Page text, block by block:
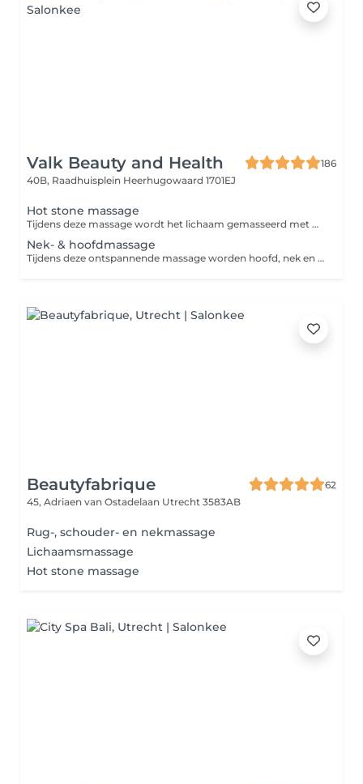
Valk Beauty and Health
186
40B, Raadhuisplein Heerhugowaard 1701EJ
Hot stone massage
Tijdens deze massage wordt het lichaam gemasseerd met handen en verwarmde vulkaanstenen. Ook worden er stenen op specifieke acupunctuurpunten van het lichaam gelegd. De warmte zorgt in combinatie met de masserende bewegingen niet alleen voor diepe ontspanning, maar ook voor stimulatie van de bloedsomloop, afvoer van gifstoffen en verlichting van verschillende lichamelijke klachten.
Nek- & hoofdmassage
Tijdens deze ontspannende massage worden hoofd, nek en schouders gemasseerd. Een hoofdmassage kan ook helpen bij het verminderen van specifieke klachten, zoals hoofdpijn.
Beautyfabrique
62
45, Adriaen van Ostadelaan Utrecht 3583AB
Rug-, schouder- en nekmassage
Lichaamsmassage
Hot stone massage